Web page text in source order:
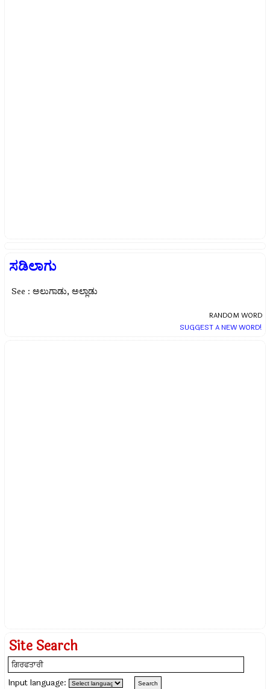
ಸಡಿಲಾಗು
See : ಅಲುಗಾಡು, ಅಲ್ಲಾಡು
RANDOM WORD
SUGGEST A NEW WORD!
Site Search
Input language: